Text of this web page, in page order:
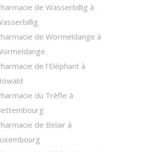
de Wasserbillig à
de Wormeldange à
de l’Eléphant à
du Trèfle à
de Belair à